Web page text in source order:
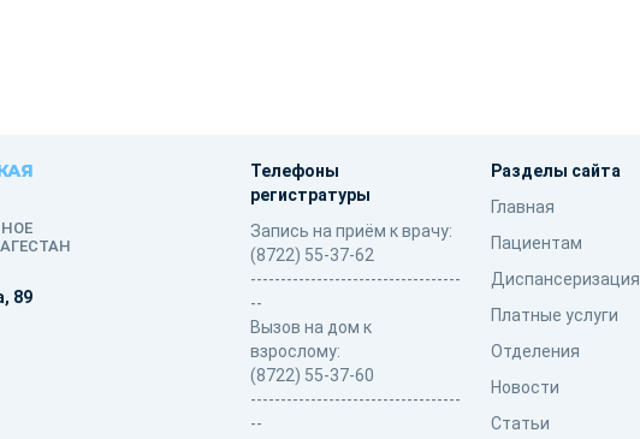
89
Телефоны
регистратуры
Запись на приём к врачу:
(8722) 55-37-62
-----------------------------------
--
Вызов на дом к
взрослому:
(8722) 55-37-60
-----------------------------------
--
Разделы сайта
Главная
Пациентам
Диспансеризация
Платные услуги
Отделения
Новости
Статьи